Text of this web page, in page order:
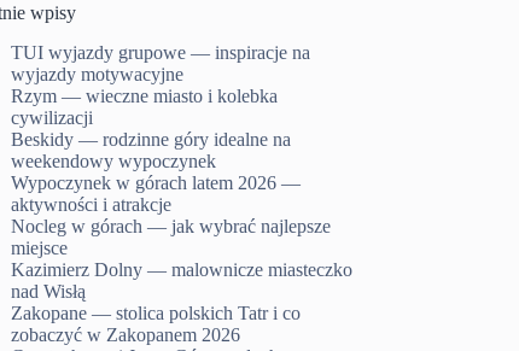
wpisy
TUI wyjazdy grupowe — inspiracje na
wyjazdy motywacyjne
Rzym — wieczne miasto i kolebka
cywilizacji
Beskidy — rodzinne góry idealne na
weekendowy wypoczynek
Wypoczynek w górach latem 2026 —
aktywności i atrakcje
Nocleg w górach — jak wybrać najlepsze
miejsce
Kazimierz Dolny — malownicze miasteczko
nad Wisłą
Zakopane — stolica polskich Tatr i co
zobaczyć w Zakopanem 2026